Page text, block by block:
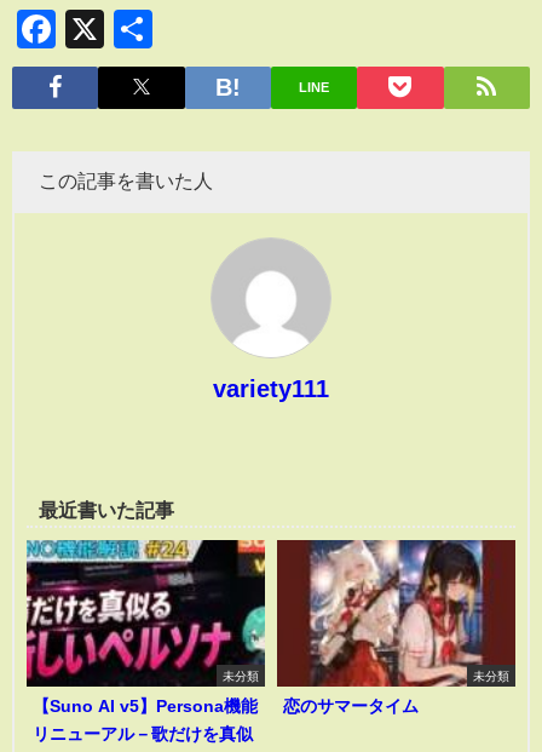
Facebook
X
有
LINE
この記事を書いた人
variety111
最近書いた記事
未分類
【Suno AI v5】Persona機能
リニューアル－歌だけを真似
未分類
恋のサマータイム